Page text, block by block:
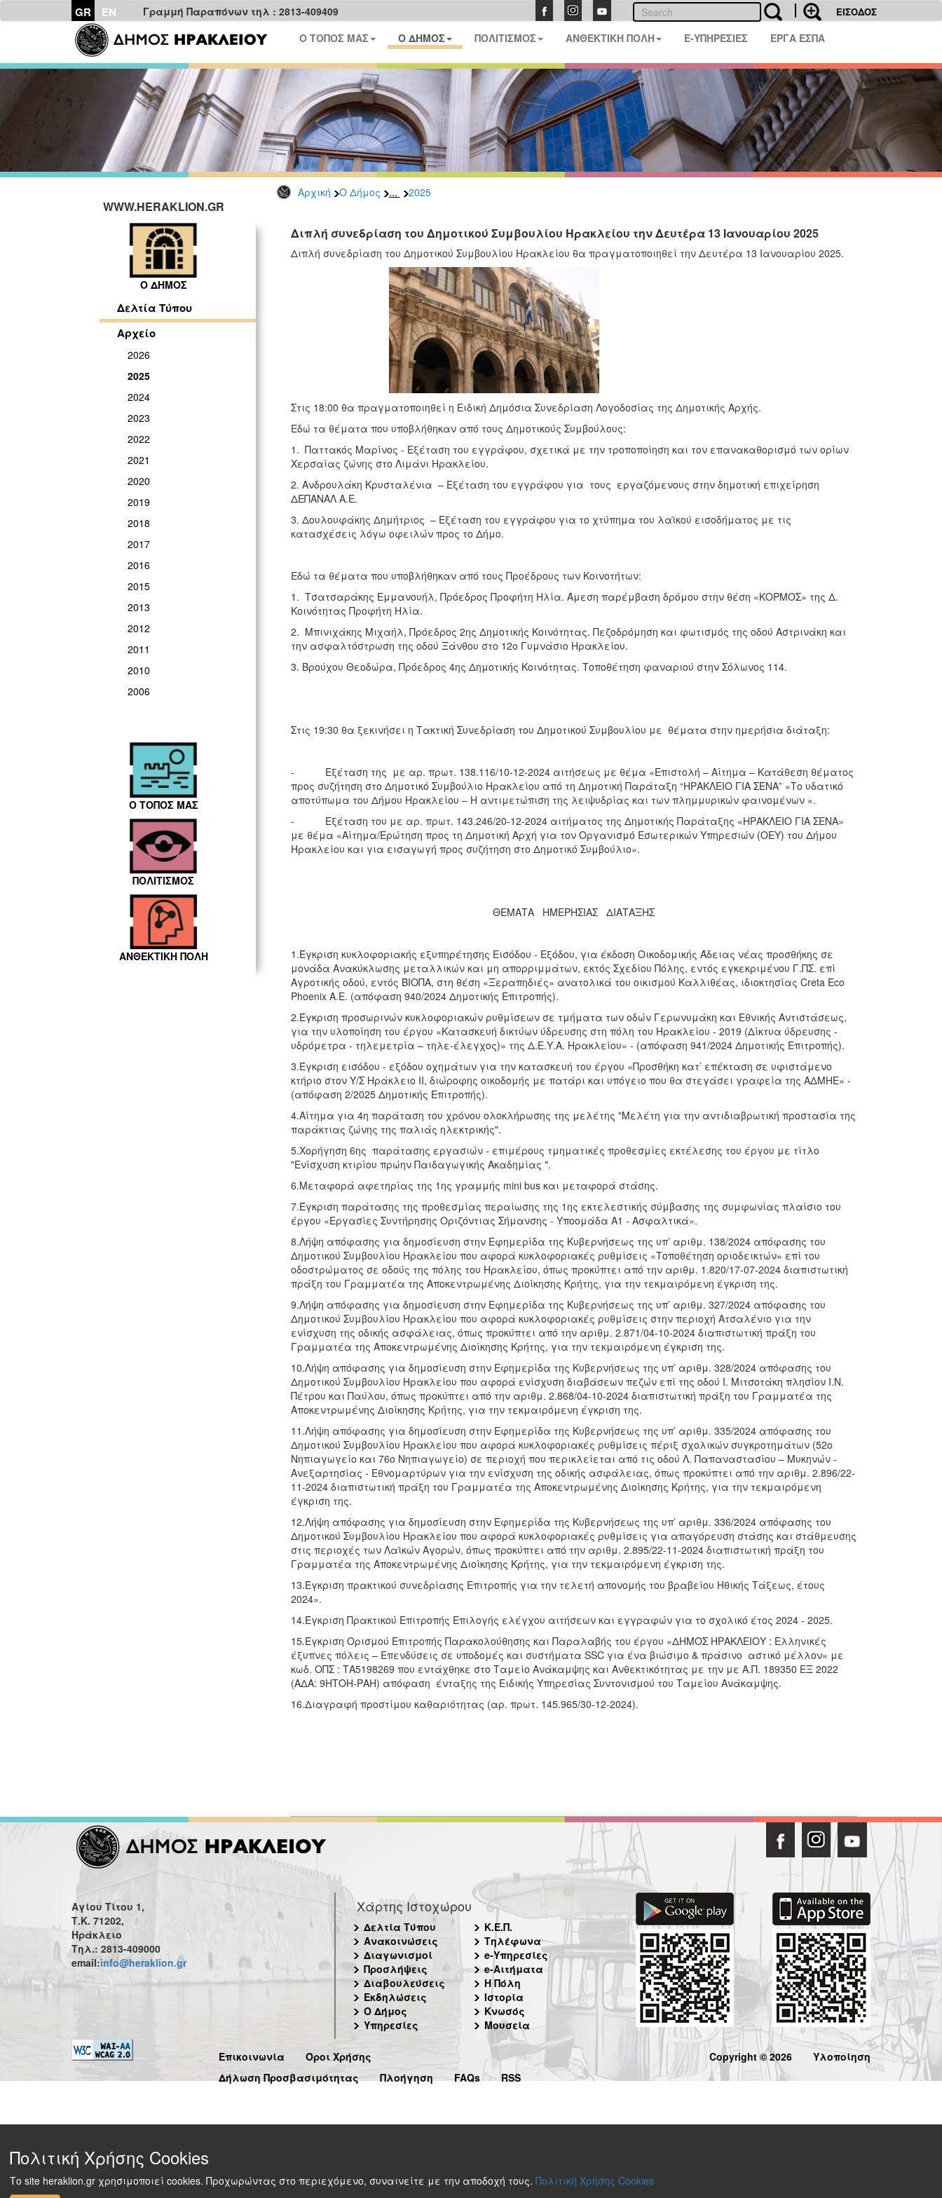
GR EN Γραμμή Παραπόνων τηλ : 2813-409409 ΕΙΣΟΔΟΣ
Ο ΤΟΠΟΣ ΜΑΣ Ο ΔΗΜΟΣ ΠΟΛΙΤΙΣΜΟΣ ΑΝΘΕΚΤΙΚΗ ΠΟΛΗ E-ΥΠΗΡΕΣΙΕΣ ΕΡΓΑ ΕΣΠΑ
Αρχική Ο Δήμος ... 2025
WWW.HERAKLION.GR
Ο ΔΗΜΟΣ
Δελτία Τύπου
Αρχείο
2026
2025
2024
2023
2022
2021
2020
2019
2018
2017
2016
2015
2013
2012
2011
2010
2006
Ο ΤΟΠΟΣ ΜΑΣ
ΠΟΛΙΤΙΣΜΟΣ
ΑΝΘΕΚΤΙΚΗ ΠΟΛΗ
Διπλή συνεδρίαση του Δημοτικού Συμβουλίου Ηρακλείου την Δευτέρα 13 Ιανουαρίου 2025
Διπλή συνεδρίαση του Δημοτικού Συμβουλίου Ηρακλείου θα πραγματοποιηθεί την Δευτέρα 13 Ιανουαρίου 2025.
Στις 18:00 θα πραγματοποιηθεί η Ειδική Δημόσια Συνεδρίαση Λογοδοσίας της Δημοτικής Αρχής.
Εδώ τα θέματα που υποβλήθηκαν από τους Δημοτικούς Συμβούλους:
1. Παττακός Μαρίνος - Εξέταση του εγγράφου, σχετικά με την τροποποίηση και τον επανακαθορισμό των ορίων
Χερσαίας ζώνης στο Λιμάνι Ηρακλείου.
2. Ανδρουλάκη Κρυσταλένια – Εξέταση του εγγράφου για τους εργαζόμενους στην δημοτική επιχείρηση
ΔΕΠΑΝΑΛ Α.Ε.
3. Δουλουφάκης Δημήτριος – Εξέταση του εγγράφου για το χτύπημα του λαϊκού εισοδήματος με τις
κατασχέσεις λόγω οφειλών προς το Δήμο.
Εδώ τα θέματα που υποβλήθηκαν από τους Προέδρους των Κοινοτήτων:
1. Τσατσαράκης Εμμανουήλ, Πρόεδρος Προφήτη Ηλία. Άμεση παρέμβαση δρόμου στην θέση «ΚΟΡΜΟΣ» της Δ.
Κοινότητας Προφήτη Ηλία.
2. Μπινιχάκης Μιχαήλ, Πρόεδρος 2ης Δημοτικής Κοινότητας. Πεζοδρόμηση και φωτισμός της οδού Αστρινάκη και
την ασφαλτόστρωση της οδού Ξάνθου στο 12ο Γυμνάσιο Ηρακλείου.
3. Βρούχου Θεοδώρα, Πρόεδρος 4ης Δημοτικής Κοινότητας. Τοποθέτηση φαναριού στην Σόλωνος 114.
Στις 19:30 θα ξεκινήσει η Τακτική Συνεδρίαση του Δημοτικού Συμβουλίου με θέματα στην ημερήσια διάταξη:
- Εξέταση της με αρ. πρωτ. 138.116/10-12-2024 αιτήσεως με θέμα «Επιστολή – Αίτημα – Κατάθεση θέματος
προς συζήτηση στο Δημοτικό Συμβούλιο Ηρακλείου από τη Δημοτική Παράταξη “ΗΡΑΚΛΕΙΟ ΓΙΑ ΣΕΝΑ” «Το υδατικό
αποτύπωμα του Δήμου Ηρακλείου – Η αντιμετώπιση της λειψυδρίας και των πλημμυρικών φαινομένων ».
- Εξέταση του με αρ. πρωτ. 143.246/20-12-2024 αιτήματος της Δημοτικής Παράταξης «ΗΡΑΚΛΕΙΟ ΓΙΑ ΣΕΝΑ»
με θέμα «Αίτημα/Ερώτηση προς τη Δημοτική Αρχή για τον Οργανισμό Εσωτερικών Υπηρεσιών (ΟΕΥ) του Δήμου
Ηρακλείου και για εισαγωγή προς συζήτηση στο Δημοτικό Συμβούλιο».
ΘΕΜΑΤΑ ΗΜΕΡΗΣΙΑΣ ΔΙΑΤΑΞΗΣ
1.Έγκριση κυκλοφοριακής εξυπηρέτησης Εισόδου - Εξόδου, για έκδοση Οικοδομικής Άδειας νέας προσθήκης σε
μονάδα Ανακύκλωσης μεταλλικών και μη απορριμμάτων, εκτός Σχεδίου Πόλης, εντός εγκεκριμένου Γ.ΠΣ. επί
Αγροτικής οδού, εντός ΒΙΟΠΑ, στη θέση «Ξεραπηδιές» ανατολικά του οικισμού Καλλιθέας, ιδιοκτησίας Creta Eco
Phoenix A.E. (απόφαση 940/2024 Δημοτικής Επιτροπής).
2.Έγκριση προσωρινών κυκλοφοριακών ρυθμίσεων σε τμήματα των οδών Γερωνυμάκη και Εθνικής Αντιστάσεως,
για την υλοποίηση του έργου «Κατασκευή δικτύων ύδρευσης στη πόλη του Ηρακλείου - 2019 (Δίκτυα ύδρευσης -
υδρόμετρα - τηλεμετρία – τηλε-έλεγχος)» της Δ.Ε.Υ.Α. Ηρακλείου» - (απόφαση 941/2024 Δημοτικής Επιτροπής).
3.Έγκριση εισόδου - εξόδου οχημάτων για την κατασκευή του έργου «Προσθήκη κατ’ επέκταση σε υφιστάμενο
κτήριο στον Υ/Σ Ηράκλειο ΙΙ, διώροφης οικοδομής με πατάρι και υπόγειο που θα στεγάσει γραφεία της ΑΔΜΗΕ» -
(απόφαση 2/2025 Δημοτικής Επιτροπής).
4.Αίτημα για 4η παράταση του χρόνου ολοκλήρωσης της μελέτης "Μελέτη για την αντιδιαβρωτική προστασία της
παράκτιας ζώνης της παλιάς ηλεκτρικής".
5.Χορήγηση 6ης παράτασης εργασιών - επιμέρους τμηματικές προθεσμίες εκτέλεσης του έργου με τίτλο
"Ενίσχυση κτιρίου πρώην Παιδαγωγικής Ακαδημίας ".
6.Μεταφορά αφετηρίας της 1ης γραμμής mini bus και μεταφορά στάσης.
7.Έγκριση παράτασης της προθεσμίας περαίωσης της 1ης εκτελεστικής σύμβασης της συμφωνίας πλαίσιο του
έργου «Εργασίες Συντήρησης Οριζόντιας Σήμανσης - Υποομάδα Α1 - Ασφαλτικά».
8.Λήψη απόφασης για δημοσίευση στην Εφημερίδα της Κυβερνήσεως της υπ’ αριθμ. 138/2024 απόφασης του
Δημοτικού Συμβουλίου Ηρακλείου που αφορά κυκλοφοριακές ρυθμίσεις «Τοποθέτηση οριοδεικτών» επί του
οδοστρώματος σε οδούς της πόλης του Ηρακλείου, όπως προκύπτει από την αριθμ. 1.820/17-07-2024 διαπιστωτική
πράξη του Γραμματέα της Αποκεντρωμένης Διοίκησης Κρήτης, για την τεκμαιρόμενη έγκριση της.
9.Λήψη απόφασης για δημοσίευση στην Εφημερίδα της Κυβερνήσεως της υπ’ αριθμ. 327/2024 απόφασης του
Δημοτικού Συμβουλίου Ηρακλείου που αφορά κυκλοφοριακές ρυθμίσεις στην περιοχή Ατσαλένιο για την
ενίσχυση της οδικής ασφάλειας, όπως προκύπτει από την αριθμ. 2.871/04-10-2024 διαπιστωτική πράξη του
Γραμματέα της Αποκεντρωμένης Διοίκησης Κρήτης, για την τεκμαιρόμενη έγκριση της.
10.Λήψη απόφασης για δημοσίευση στην Εφημερίδα της Κυβερνήσεως της υπ’ αριθμ. 328/2024 απόφασης του
Δημοτικού Συμβουλίου Ηρακλείου που αφορά ενίσχυση διαβάσεων πεζών επί της οδού Ι. Μιτσοτάκη πλησίον Ι.Ν.
Πέτρου και Παύλου, όπως προκύπτει από την αριθμ. 2.868/04-10-2024 διαπιστωτική πράξη του Γραμματέα της
Αποκεντρωμένης Διοίκησης Κρήτης, για την τεκμαιρόμενη έγκριση της.
11.Λήψη απόφασης για δημοσίευση στην Εφημερίδα της Κυβερνήσεως της υπ’ αριθμ. 335/2024 απόφασης του
Δημοτικού Συμβουλίου Ηρακλείου που αφορά κυκλοφοριακές ρυθμίσεις πέριξ σχολικών συγκροτημάτων (52ο
Νηπιαγωγείο και 76ο Νηπιαγωγείο) σε περιοχή που περικλείεται από τις οδού Λ. Παπαναστασίου – Μυκηνών -
Ανεξαρτησίας - Εθνομαρτύρων για την ενίσχυση της οδικής ασφάλειας, όπως προκύπτει από την αριθμ. 2.896/22-
11-2024 διαπιστωτική πράξη του Γραμματέα της Αποκεντρωμένης Διοίκησης Κρήτης, για την τεκμαιρόμενη
έγκριση της.
12.Λήψη απόφασης για δημοσίευση στην Εφημερίδα της Κυβερνήσεως της υπ’ αριθμ. 336/2024 απόφασης του
Δημοτικού Συμβουλίου Ηρακλείου που αφορά κυκλοφοριακές ρυθμίσεις για απαγόρευση στάσης και στάθμευσης
στις περιοχές των Λαϊκών Αγορών, όπως προκύπτει από την αριθμ. 2.895/22-11-2024 διαπιστωτική πράξη του
Γραμματέα της Αποκεντρωμένης Διοίκησης Κρήτης, για την τεκμαιρόμενη έγκριση της.
13.Έγκριση πρακτικού συνεδρίασης Επιτροπής για την τελετή απονομής του βραβείου Ηθικής Τάξεως, έτους
2024».
14.Έγκριση Πρακτικού Επιτροπής Επιλογής ελέγχου αιτήσεων και εγγραφών για το σχολικό έτος 2024 - 2025.
15.Έγκριση Ορισμού Επιτροπής Παρακολούθησης και Παραλαβής του έργου «ΔΗΜΟΣ ΗΡΑΚΛΕΙΟΥ : Ελληνικές
έξυπνες πόλεις – Επενδύσεις σε υποδομές και συστήματα SSC για ένα βιώσιμο & πράσινο αστικό μέλλον» με
κωδ. ΟΠΣ : ΤΑ5198269 που εντάχθηκε στο Ταμείο Ανάκαμψης και Ανθεκτικότητας με την με Α.Π. 189350 ΕΞ 2022
(ΑΔΑ: 9ΗΤΟΗ-ΡΑΗ) απόφαση ένταξης της Ειδικής Υπηρεσίας Συντονισμού του Ταμείου Ανάκαμψης.
16.Διαγραφή προστίμου καθαριότητας (αρ. πρωτ. 145.965/30-12-2024).
Αγίου Τίτου 1,
Τ.Κ. 71202,
Ηράκλειο
Τηλ.: 2813-409000
email:info@heraklion.gr
Χάρτης Ιστοχώρου
Δελτία Τύπου
Ανακοινώσεις
Διαγωνισμοί
Προσλήψεις
Διαβουλεύσεις
Εκδηλώσεις
Ο Δήμος
Υπηρεσίες
Κ.Ε.Π.
Τηλέφωνα
e-Υπηρεσίες
e-Αιτήματα
Η Πόλη
Ιστορία
Κνωσός
Μουσεία
Επικοινωνία
Όροι Χρήσης
Δήλωση Προσβασιμότητας
Πλοήγηση FAQs RSS
Copyright © 2026 Υλοποίηση
Πολιτική Χρήσης Cookies
Το site heraklion.gr χρησιμοποιεί cookies. Προχωρώντας στο περιεχόμενο, συναινείτε με την αποδοχή τους. Πολιτική Χρήσης Cookies